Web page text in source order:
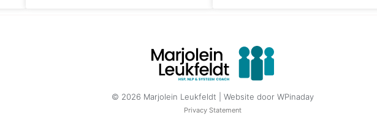
© 2026 Marjolein Leukfeldt | Website door WPinaday
Privacy Statement